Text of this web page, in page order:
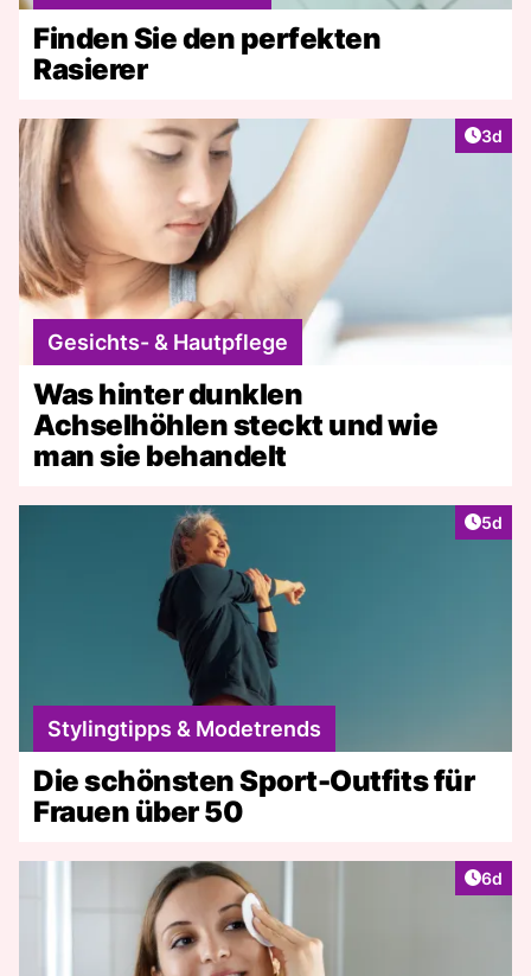
Finden Sie den perfekten
Rasierer
3d
Gesichts- & Hautpflege
Was hinter dunklen
Achselhöhlen steckt und wie
man sie behandelt
5d
Stylingtipps & Modetrends
Die schönsten Sport-Outfits für
Frauen über 50
6d